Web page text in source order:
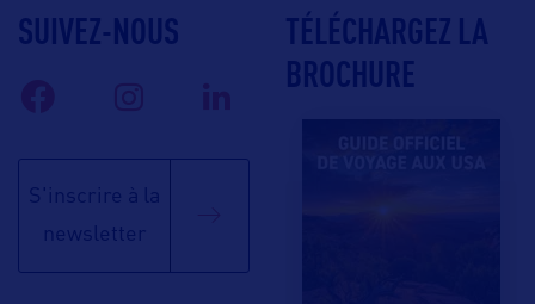
SUIVEZ-NOUS
S'inscrire à la
newsletter
TÉLÉCHARGEZ LA
BROCHURE